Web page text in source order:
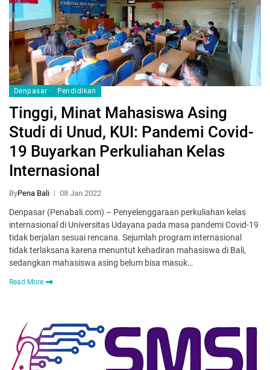
Denpasar Pendidikan
Tinggi, Minat Mahasiswa Asing
Studi di Unud, KUI: Pandemi Covid-
19 Buyarkan Perkuliahan Kelas
Internasional
ByPena Bali 08 Jan 2022
Denpasar (Penabali.com) – Penyelenggaraan perkuliahan kelas
internasional di Universitas Udayana pada masa pandemi Covid-19
tidak berjalan sesuai rencana. Sejumlah program internasional
tidak terlaksana karena menuntut kehadiran mahasiswa di Bali,
sedangkan mahasiswa asing belum bisa masuk…
Read More